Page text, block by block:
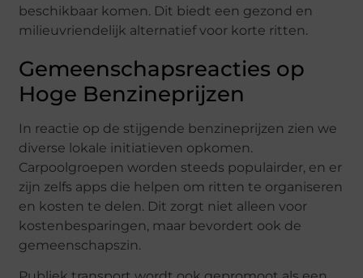
beschikbaar komen. Dit biedt een gezond en
milieuvriendelijk alternatief voor korte ritten.
Gemeenschapsreacties op
Hoge Benzineprijzen
In reactie op de stijgende benzineprijzen zien we
diverse lokale initiatieven opkomen.
Carpoolgroepen worden steeds populairder, en er
zijn zelfs apps die helpen om ritten te organiseren
en kosten te delen. Dit zorgt niet alleen voor
kostenbesparingen, maar bevordert ook de
gemeenschapszin.